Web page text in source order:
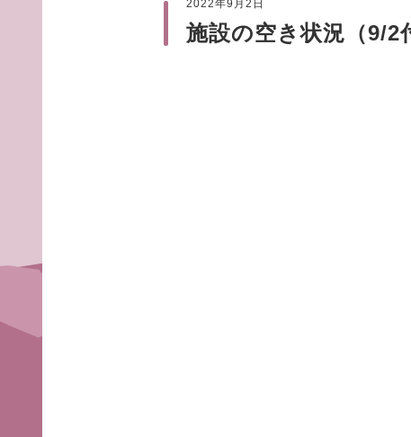
2022年9月2日
施設の空き状況（9/2